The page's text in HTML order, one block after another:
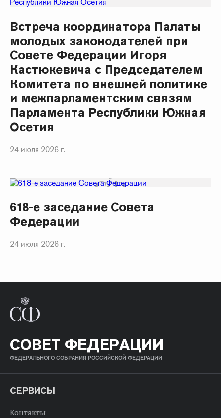
Встреча координатора Палаты
молодых законодателей при
Совете Федерации Игоря
Кастюкевича с Председателем
Комитета по внешней политике
и межпарламентским связям
Парламента Республики Южная
Осетия
24 июля 2026 г.
618-е заседание Совета
Федерации
24 июля 2026 г.
СОВЕТ ФЕДЕРАЦИИ
ФЕДЕРАЛЬНОГО СОБРАНИЯ РОССИЙСКОЙ ФЕДЕРАЦИИ
СЕРВИСЫ
Контакты